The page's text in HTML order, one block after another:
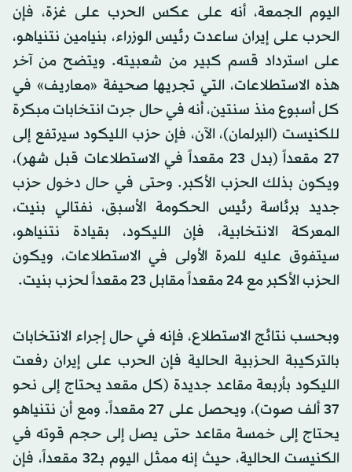
اليوم الجمعة، أنه على عكس الحرب على غزة، فإن
الحرب على إيران ساعدت رئيس الوزراء، بنيامين نتنياهو،
على استرداد قسم كبير من شعبيته. ويتضح من آخر
هذه الاستطلاعات، التي تجريها صحيفة «معاريف» في
كل أسبوع منذ سنتين، أنه في حال جرت انتخابات مبكرة
للكنيست (البرلمان)، الآن، فإن حزب الليكود سيرتفع إلى
27 مقعداً (بدل 23 مقعداً في الاستطلاعات قبل شهر)،
ويكون بذلك الحزب الأكبر. وحتى في حال دخول حزب
جديد برئاسة رئيس الحكومة الأسبق، نفتالي بنيت،
المعركة الانتخابية، فإن الليكود، بقيادة نتنياهو،
سيتفوق عليه للمرة الأولى في الاستطلاعات، ويكون
الحزب الأكبر مع 24 مقعداً مقابل 23 مقعداً لحزب بنيت.
وبحسب نتائج الاستطلاع، فإنه في حال إجراء الانتخابات
بالتركيبة الحزبية الحالية فإن الحرب على إيران رفعت
الليكود بأربعة مقاعد جديدة (كل مقعد يحتاج إلى نحو
37 ألف صوت)، ويحصل على 27 مقعداً. ومع أن نتنياهو
يحتاج إلى خمسة مقاعد حتى يصل إلى حجم قوته في
الكنيست الحالية، حيث إنه ممثل اليوم بـ32 مقعداً، فإن